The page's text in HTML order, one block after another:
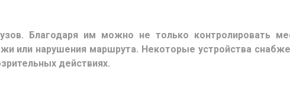
Благодаря им можно не только контролировать
или нарушения маршрута. Некоторые устройства
действиях.